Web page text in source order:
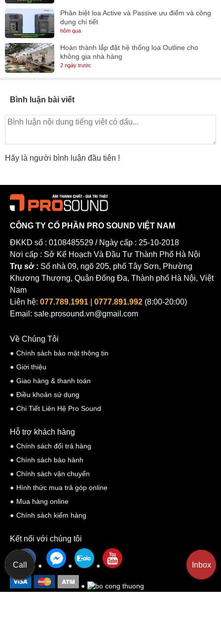
Phân biệt loa Active và Passive ưu điểm và công
dụng chi tiết
hôm qua
Hoàn thành lắp đặt hệ thống loa Outline cho
không gia nhà hàng
2 ngày trước
Bình luận bài viết
Hãy là người bình luận đầu tiên !
CÔNG TY CỔ PHẦN PRO SOUND VIỆT NAM
ĐKKD số : 0108485529 / Ngày cấp : 25-10-2018
Nơi cấp : Sở Kế Hoạch Và Đầu Tư Thành Phố Hà Nội
Trụ sở : Số nhà 09, ngõ 205, phố Tây Sơn, Phường
Khương Thượng, Quận Đống Đa, Thành phố Hà Nội, Việt
Nam
Liên hệ: 077.789.1991 0777.891.992 (8:00-20:00)
Email: sale.prosound.vn@gmail.com
Về Chúng Tôi
Chính sách bảo mật thông tin
Giới thiệu
Giao hàng & thanh toán
Điều khoản sử dụng
Chi Tiết Liên Hệ Pro Sound
Hỗ trợ khách hàng
Chính sách đổi trả hàng
Chính sách bảo hành
Chính sách vận chuyển
Hình thức mua trả góp online
Mua hàng online
Chính sách kiểm hàng
Kết nối với chúng tôi
Call Inbox